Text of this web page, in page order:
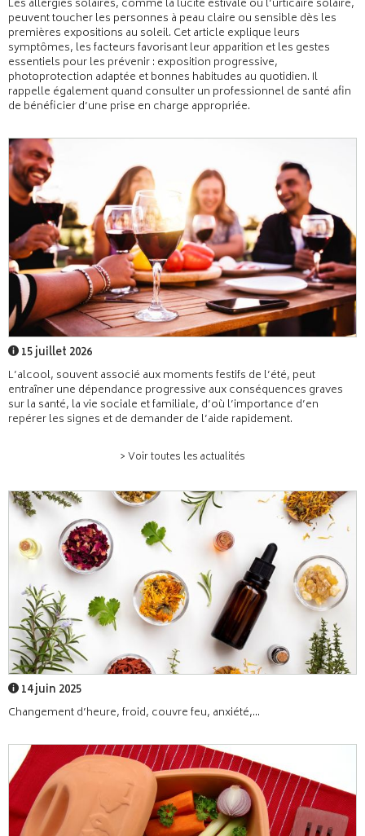
Les allergies solaires, comme la lucite estivale ou l’urticaire solaire,
peuvent toucher les personnes à peau claire ou sensible dès les
premières expositions au soleil. Cet article explique leurs
symptômes, les facteurs favorisant leur apparition et les gestes
essentiels pour les prévenir : exposition progressive,
photoprotection adaptée et bonnes habitudes au quotidien. Il
rappelle également quand consulter un professionnel de santé afin
de bénéficier d’une prise en charge appropriée.
15 juillet 2026
L’alcool, souvent associé aux moments festifs de l’été, peut
entraîner une dépendance progressive aux conséquences graves
sur la santé, la vie sociale et familiale, d’où l’importance d’en
repérer les signes et de demander de l’aide rapidement.
> Voir toutes les actualités
14 juin 2025
Changement d’heure, froid, couvre feu, anxiété,...